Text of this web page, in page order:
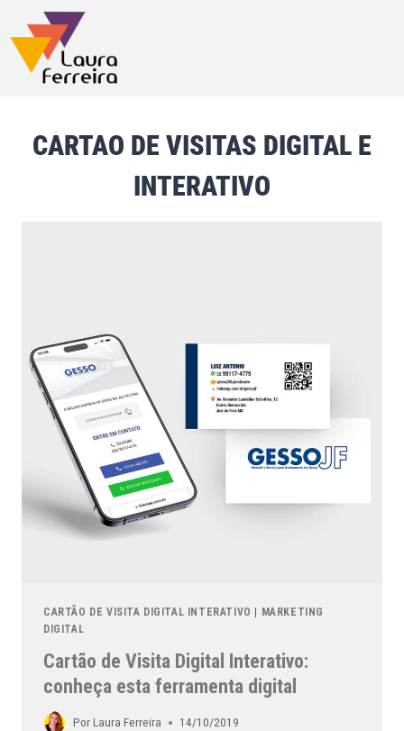
CARTAO DE VISITAS DIGITAL E
INTERATIVO
CARTÃO DE VISITA DIGITAL INTERATIVO | MARKETING
DIGITAL
Cartão de Visita Digital Interativo:
conheça esta ferramenta digital
PorLaura Ferreira 14/10/2019